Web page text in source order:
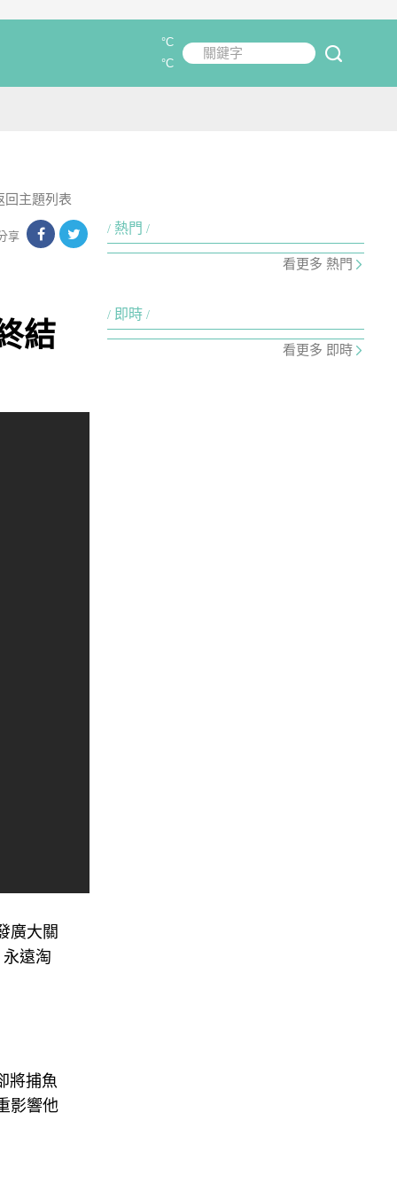
關鍵字
°C
°C
回主題列表
享
結
廣大關
遠淘
將捕魚
影響他
熱門
看更多 熱門
即時
看更多 即時